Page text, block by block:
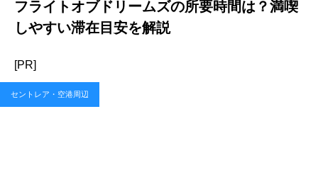
フライトオブドリームズの所要時間は？満喫
しやすい滞在目安を解説
[PR]
セントレア・空港周辺